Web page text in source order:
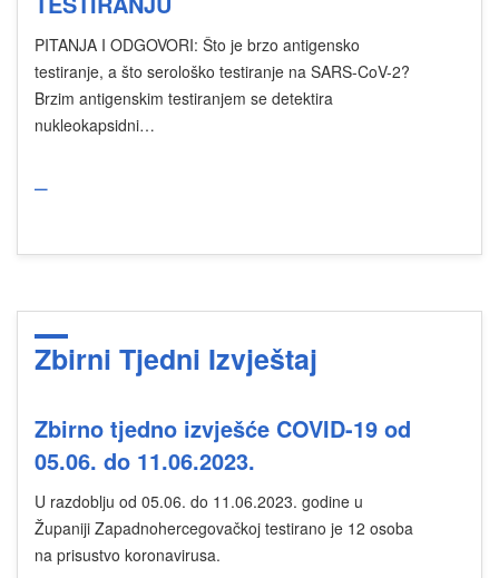
PITANJA I ODGOVORI: Što je brzo antigensko
testiranje, a što serološko testiranje na SARS-CoV-2?
Brzim antigenskim testiranjem se detektira
nukleokapsidni…
Zbirni Tjedni Izvještaj
Zbirno tjedno izvješće COVID-19 od
05.06. do 11.06.2023.
U razdoblju od 05.06. do 11.06.2023. godine u
Županiji Zapadnohercegovačkoj testirano je 12 osoba
na prisustvo koronavirusa.